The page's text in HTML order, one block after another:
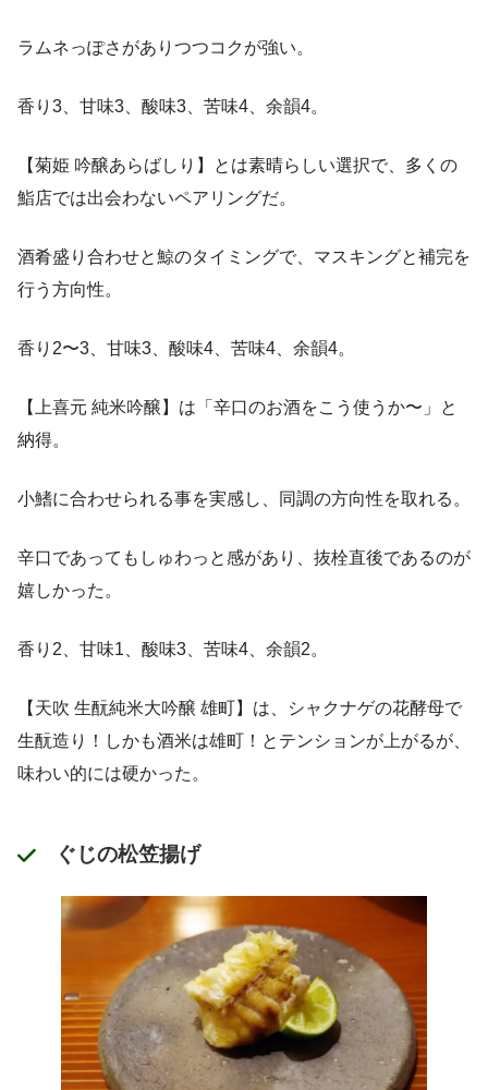
ラムネっぽさがありつつコクが強い。
香り3、甘味3、酸味3、苦味4、余韻4。
【菊姫 吟醸あらばしり】とは素晴らしい選択で、多くの
鮨店では出会わないペアリングだ。
酒肴盛り合わせと鯨のタイミングで、マスキングと補完を
行う方向性。
香り2〜3、甘味3、酸味4、苦味4、余韻4。
【上喜元 純米吟醸】は「辛口のお酒をこう使うか〜」と
納得。
小鰭に合わせられる事を実感し、同調の方向性を取れる。
辛口であってもしゅわっと感があり、抜栓直後であるのが
嬉しかった。
香り2、甘味1、酸味3、苦味4、余韻2。
【天吹 生酛純米大吟醸 雄町】は、シャクナゲの花酵母で
生酛造り！しかも酒米は雄町！とテンションが上がるが、
味わい的には硬かった。
ぐじの松笠揚げ